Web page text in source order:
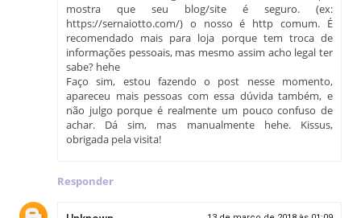
mostra que seu blog/site é seguro. (ex:
https://sernaiotto.com/) o nosso é http comum. É
recomendado mais para loja porque tem troca de
informações pessoais, mas mesmo assim acho legal ter
sabe? hehe
Faço sim, estou fazendo o post nesse momento,
apareceu mais pessoas com essa dúvida também, e
não julgo porque é realmente um pouco confuso de
achar. Dá sim, mas manualmente hehe. Kissus,
obrigada pela visita!
Responder